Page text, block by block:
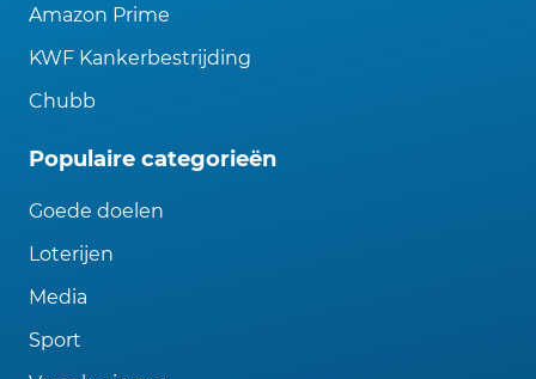
Amazon Prime
KWF Kankerbestrijding
Chubb
Populaire categorieën
Goede doelen
Loterijen
Media
Sport